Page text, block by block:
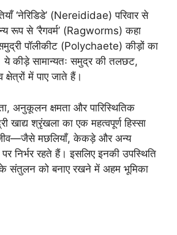
‘नेरिडिडे’ (Nereididae) परिवार से
रूप से ‘रैगवर्म’ (Ragworms) कहा
पॉलीकीट (Polychaete) कीड़ों का
ये कीड़े सामान्यतः समुद्र की तलछट,
में पाए जाते हैं।
अनुकूलन क्षमता और पारिस्थितिक
खाद्य श्रृंखला का एक महत्वपूर्ण हिस्सा
मछलियाँ, केकड़े और अन्य
रहते हैं। इसलिए इनकी उपस्थिति
के संतुलन को बनाए रखने में अहम भूमिका